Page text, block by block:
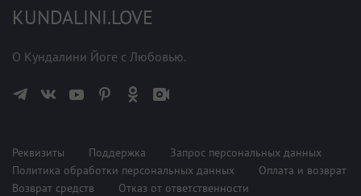
KUNDALINI.LOVE
О Кундалини Йоге с Любовью.
Реквизиты Поддержка
Запрос персональных данных
Политика обработки персональных данных
Оплата и возврат
Возврат средств
Отказ от ответственности